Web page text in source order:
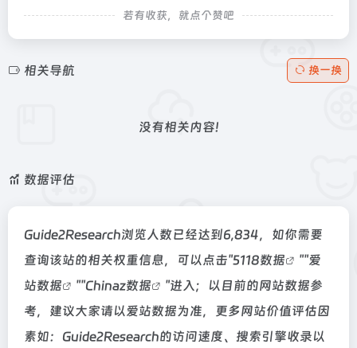
若有收获，就点个赞吧
相关导航 换一换
没有相关内容!
数据评估
Guide2Research浏览人数已经达到6,834，如你需要
查询该站的相关权重信息，可以点击"5118数据 ""爱
站数据
""Chinaz数据
"进入；以目前的网站数据参
考，建议大家请以爱站数据为准，更多网站价值评估因
素如：Guide2Research的访问速度、搜索引擎收录以